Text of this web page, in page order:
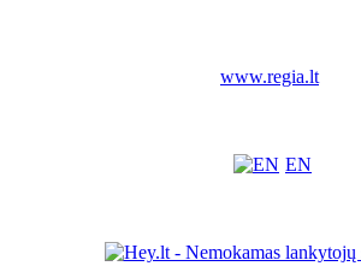
www.regia.lt
EN